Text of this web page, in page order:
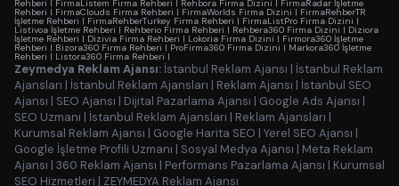
Rehberi | FirmaListem Firma Rehberi | Rehbora Firma Dizini | FirmaRadar İşletme
Rehberi | FirmaClouds Firma Rehberi | FirmaWorlds Firma Dizini | FirmaRehberTR
İşletme Rehberi | FirmaRehberTurkey Firma Rehberi | FirmaListPro Firma Dizini |
Listivoa İşletme Rehberi | Rehberio Firma Rehberi | Rehbera360 Firma Dizini | Diziora
İşletme Rehberi | Dizivia Firma Rehberi | Lokoria Firma Dizini | Firmora360 İşletme
Rehberi | Bizora360 Firma Rehberi | ProFirma360 Firma Dizini | Markora360 İşletme
Rehberi | Listora360 Firma Rehberi |
Zeymedya Reklam Ajansı: İstanbul Reklam Ajansı | İstanbul Reklam
Ajansları | İstanbul Reklam Ajansları | Reklam Ajansı | İstanbul SEO
Ajansı | SEO Ajansı | Dijital Pazarlama Ajansı | Google Ads Ajansı |
SEO Uzmanı | İstanbul Reklam Ajansları | Reklam Ajansları |
Kurumsal Reklam Ajansı | Google Harita SEO | Yerel SEO Ajansı |
Google İşletme Profili Uzmanı | Sosyal Medya Ajansı | Meta Reklam
Ajansı | 360 Reklam Ajansı | Performans Pazarlama Ajansı | Kurumsal
SEO Hizmetleri | ZEYMEDYA Reklam Ajansı